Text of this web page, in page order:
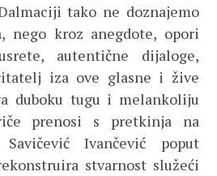
tako ne doznajemo
nego kroz anegdote, opori
autentične dijaloge,
iza ove glasne i žive
duboku tugu i melankoliju
prenosi s pretkinja na
Ivančević poput
stvarnost služeći